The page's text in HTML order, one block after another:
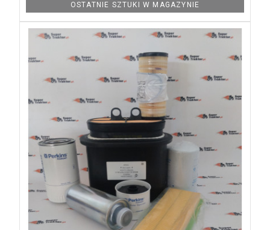
OSTATNIE SZTUKI W MAGAZYNIE